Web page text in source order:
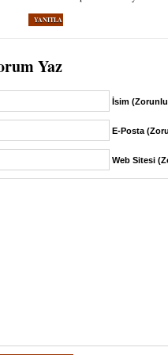
YANITLA
Yaz
İsim
E-Posta
Web Sitesi